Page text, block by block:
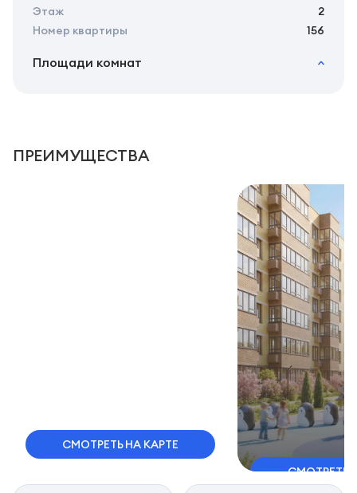
Этаж
2
Номер квартиры
156
Площади комнат
Площадь балконов
10,7 м
ПРЕИМУЩЕСТВА
СМОТРЕТЬ НА КАРТЕ
СМОТРЕТЬ